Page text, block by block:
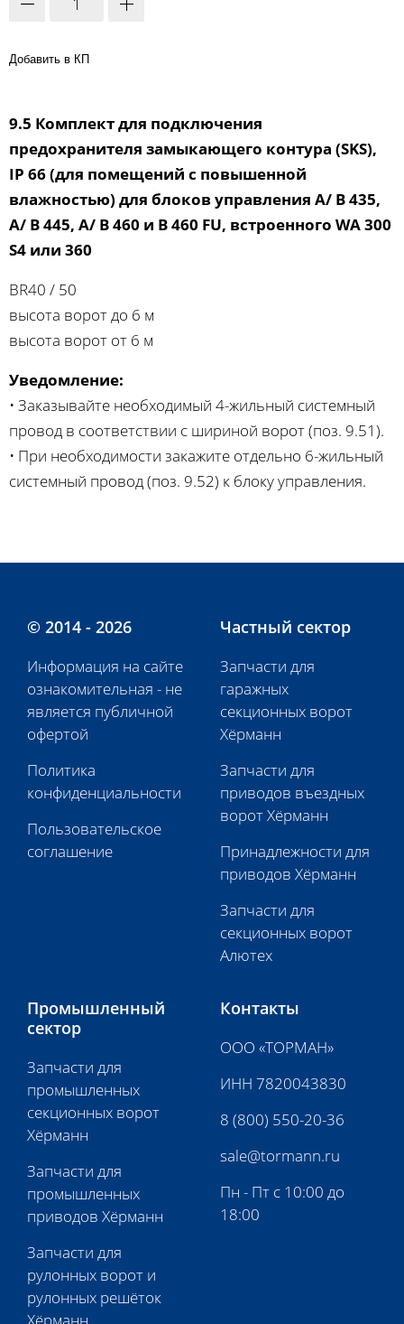
Добавить в КП
9.5 Комплект для подключения
предохранителя замыкающего контура (SKS),
IP 66 (для помещений с повышенной
влажностью) для блоков управления А/ B 435,
A/ B 445, A/ B 460 и B 460 FU, встроенного WA 300
S4 или 360
BR40 / 50
высота ворот до 6 м
высота ворот от 6 м
Уведомление:
• Заказывайте необходимый 4-жильный системный
провод в соответствии с шириной ворот (поз. 9.51).
• При необходимости закажите отдельно 6-жильный
системный провод (поз. 9.52) к блоку управления.
© 2014 - 2026
Информация на сайте
ознакомительная - не
является публичной
офертой
Политика
конфиденциальности
Пользовательское
соглашение
Частный сектор
Запчасти для
гаражных
секционных ворот
Хёрманн
Запчасти для
приводов въездных
ворот Хёрманн
Принадлежности для
приводов Хёрманн
Запчасти для
секционных ворот
Алютех
Промышленный
сектор
Запчасти для
промышленных
секционных ворот
Хёрманн
Запчасти для
промышленных
приводов Хёрманн
Запчасти для
рулонных ворот и
рулонных решёток
Контакты
ООО «ТОРМАН»
ИНН 7820043830
8 (800) 550-20-36
sale@tormann.ru
Пн - Пт с 10:00 до
18:00